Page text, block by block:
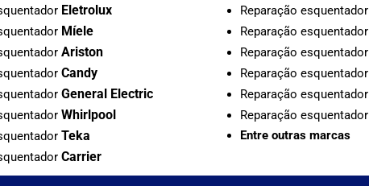
Eletrolux
Míele
Ariston
Candy
General Electric
Whirlpool
Teka
Carrier
Reparação esquentador
Reparação esquentador
Reparação esquentador
Reparação esquentador
Reparação esquentador
Reparação esquentador
Entre outras marcas